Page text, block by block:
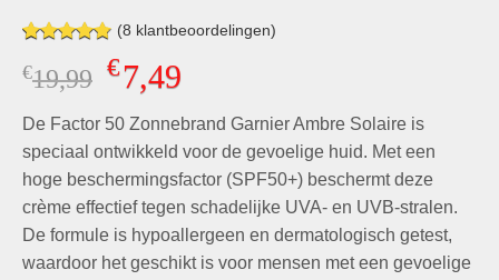
Gewaardeerd
4.75op 5
gebaseerd
waarderingen
(8 klantbeoordelingen)
€19,99 Oorspronkelijke
prijs
was:
€19,99.
€7,49Huidige
is:
€7,49.
De Factor 50 Zonnebrand Garnier Ambre Solaire is
speciaal ontwikkeld voor de gevoelige huid. Met een
hoge beschermingsfactor (SPF50+) beschermt deze
crème effectief tegen schadelijke UVA- en UVB-stralen.
De formule is hypoallergeen en dermatologisch getest,
waardoor het geschikt is voor mensen met een gevoelige